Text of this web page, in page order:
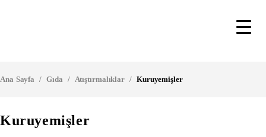
Kuruyemişler
Ana Sayfa / Gıda / Atıştırmalıklar / Kuruyemişler